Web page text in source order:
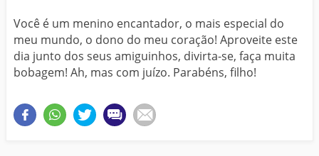
Você é um menino encantador, o mais especial do
meu mundo, o dono do meu coração! Aproveite este
dia junto dos seus amiguinhos, divirta-se, faça muita
bobagem! Ah, mas com juízo. Parabéns, filho!